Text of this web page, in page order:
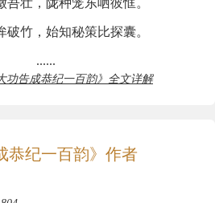
吾壮，陇种笼东哂彼恇。
破竹，始知秘策比探囊。
......
功告成恭纪一百韵》全文详解
恭纪一百韵》作者